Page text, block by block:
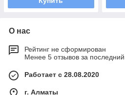
О нас
Рейтинг не сформирован
Менее 5 отзывов за последний
Работает с 28.08.2020
г. Алматы